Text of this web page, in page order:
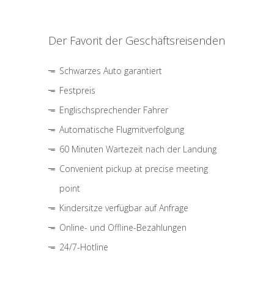
Der Favorit der Geschäftsreisenden
Schwarzes Auto garantiert
Festpreis
Englischsprechender Fahrer
Automatische Flugmitverfolgung
60 Minuten Wartezeit nach der Landung
Convenient pickup at precise meeting
point
Kindersitze verfügbar auf Anfrage
Online- und Offline-Bezahlungen
24/7-Hotline